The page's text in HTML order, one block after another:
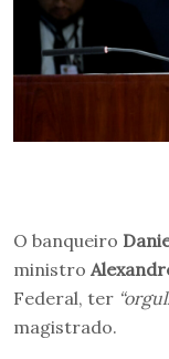
O banqueiro
ministro
Federal, ter
magistrado.